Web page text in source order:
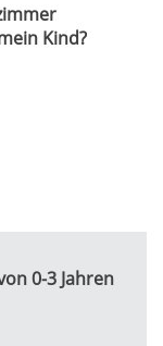
Kind?
0-3 Jahren